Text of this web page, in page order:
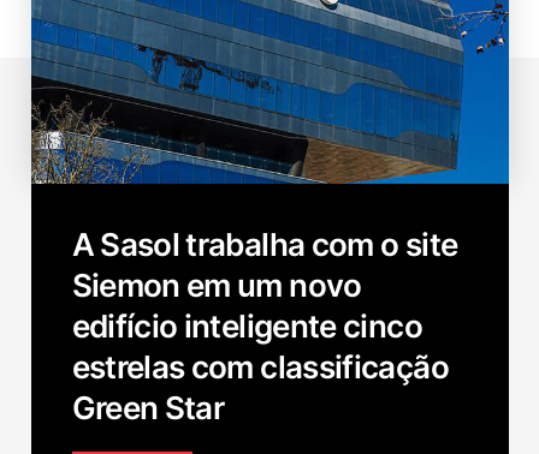
A Sasol trabalha com o site
Siemon em um novo
edifício inteligente cinco
estrelas com classificação
Green Star